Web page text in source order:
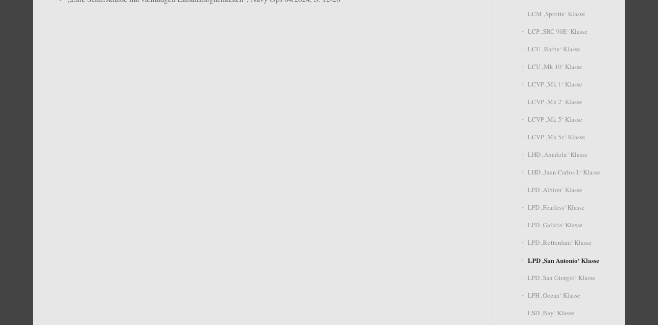
LCM ‚Sprotte‘ Klasse
LCP ‚SRC 90E‘ Klasse
LCU ‚Barbe‘ Klasse
LCU ‚Mk 10‘ Klasse
LCVP ‚Mk 1‘ Klasse
LCVP ‚Mk 2‘ Klasse
LCVP ‚Mk 5‘ Klasse
LCVP ‚Mk 5c‘ Klasse
LHD ‚Anadolu‘ Klasse
LHD ‚Juan Carlos I.‘ Klasse
LPD ‚Albion‘ Klasse
LPD ‚Fearless‘ Klasse
LPD ‚Galicia‘ Klasse
LPD ‚Rotterdam‘ Klasse
LPD ‚San Antonio‘ Klasse
LPD ‚San Giorgio‘ Klasse
LPH ‚Ocean‘ Klasse
LSD ‚Bay‘ Klasse